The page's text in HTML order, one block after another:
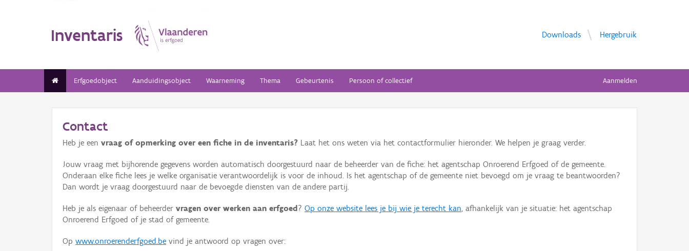
Inventaris Downloads Hergebruik
Erfgoedobject Aanduidingsobject Waarneming Thema Gebeurtenis Persoon of collectief Aanmelden
Contact
Heb je een vraag of opmerking over een fiche in de inventaris? Laat het ons weten via het contactformulier hieronder. We helpen je graag verder.
Jouw vraag met bijhorende gegevens worden automatisch doorgestuurd naar de beheerder van de fiche: het agentschap Onroerend Erfgoed of de gemeente.
Onderaan elke fiche lees je welke organisatie verantwoordelijk is voor de inhoud. Is het agentschap of de gemeente niet bevoegd om je vraag te beantwoorden?
Dan wordt je vraag doorgestuurd naar de bevoegde diensten van de andere partij.
Heb je als eigenaar of beheerder vragen over werken aan erfgoed ? Op onze website lees je bij wie je terecht kan, afhankelijk van je situatie: het agentschap
Onroerend Erfgoed of je stad of gemeente.
Op www.onroerenderfgoed.be vind je antwoord op vragen over: